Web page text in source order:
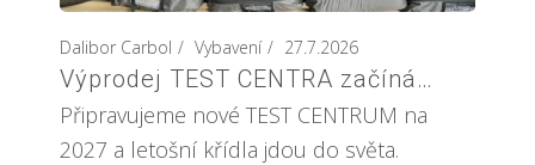
Dalibor Carbol Vybavení 27.7.2026
Výprodej TEST CENTRA začíná…
Připravujeme nové TEST CENTRUM na
2027 a letošní křídla jdou do světa.